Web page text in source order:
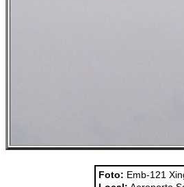
Foto: Emb-121